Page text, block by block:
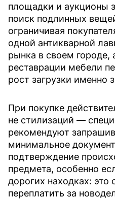
площадки и аукционы
поиск подлинных
ограничивая
одной антикварной
рынка в своем городе,
реставрации мебели
рост загрузки именно
При покупке
не стилизаций —
рекомендуют
минимальное
подтверждение
предмета, особенно
дорогих находках: это
переплатить за